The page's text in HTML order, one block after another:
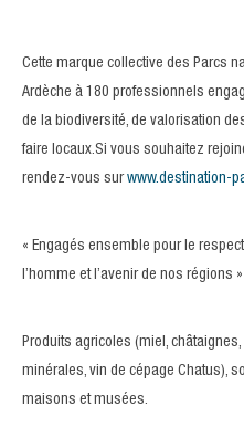
Cette marque collective des Parcs
Ardèche à 180 professionnels
de la biodiversité, de valorisation
faire locaux.Si vous souhaitez
rendez-vous surwww.destination-
« Engagés ensemble pour le
l’homme et l’avenir de nos régions »
Produits agricoles (miel,
minérales, vin de cépage Chatus),
maisons et musées.